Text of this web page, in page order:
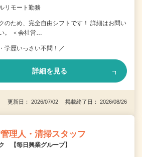
モート勤務
のため、完全自由シフトです！ 詳細はお問い
。 ＜会社営…
学歴いっさい不問！／
詳細を見る
更新日： 2026/07/02 掲載終了日： 2026/08/26
理人・清掃スタッフ
【毎日興業グループ】